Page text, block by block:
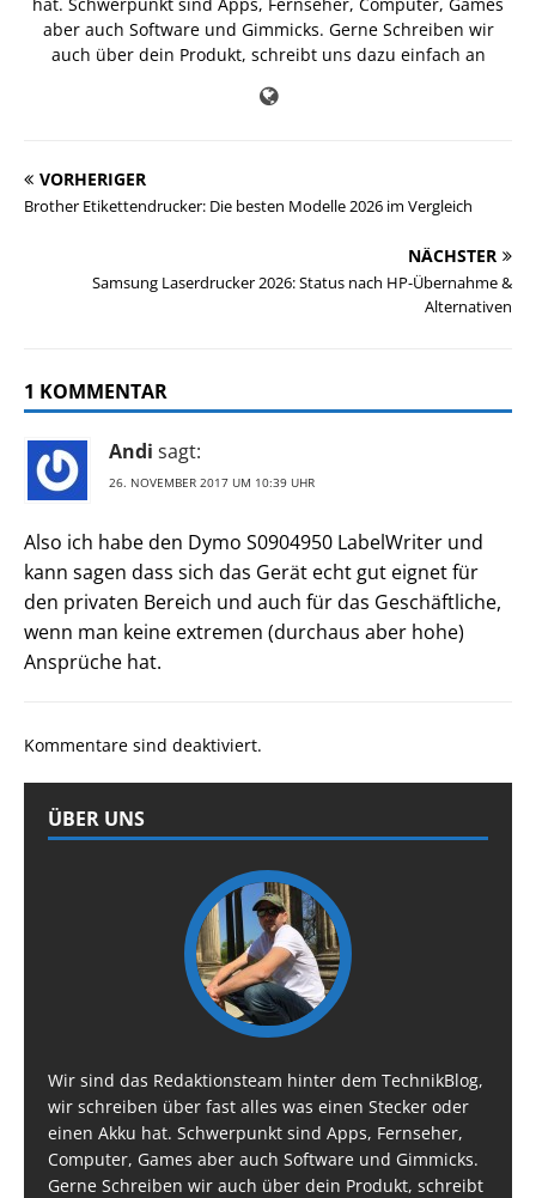
aber auch Software und Gimmicks. Gerne Schreiben wir
auch über dein Produkt, schreibt uns dazu einfach an
VORHERIGER
Brother Etikettendrucker: Die besten Modelle 2026 im Vergleich
NÄCHSTER
Samsung Laserdrucker 2026: Status nach HP-Übernahme &
Alternativen
1 KOMMENTAR
Andi sagt:
26. NOVEMBER 2017 UM 10:39 UHR
Also ich habe den Dymo S0904950 LabelWriter und
kann sagen dass sich das Gerät echt gut eignet für
den privaten Bereich und auch für das Geschäftliche,
wenn man keine extremen (durchaus aber hohe)
Ansprüche hat.
Kommentare sind deaktiviert.
ÜBER UNS
Wir sind das Redaktionsteam hinter dem TechnikBlog,
wir schreiben über fast alles was einen Stecker oder
einen Akku hat. Schwerpunkt sind Apps, Fernseher,
Computer, Games aber auch Software und Gimmicks.
Gerne Schreiben wir auch über dein Produkt, schreibt